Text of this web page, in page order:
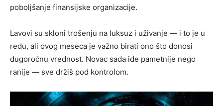
poboljšanje finansijske organizacije.
Lavovi su skloni trošenju na luksuz i uživanje — i to je u
redu, ali ovog meseca je važno birati ono što donosi
dugoročnu vrednost. Novac sada ide pametnije nego
ranije — sve držiš pod kontrolom.